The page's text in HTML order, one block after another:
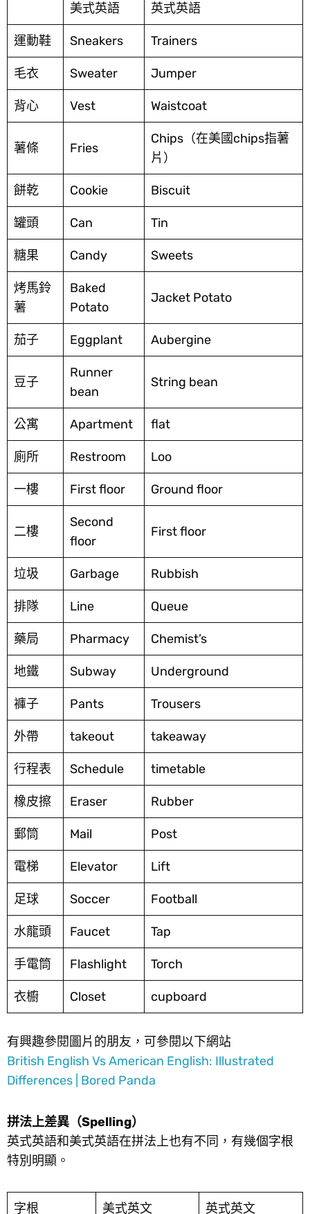
美式英語 英式英語
運動鞋 Sneakers Trainers
毛衣 Sweater Jumper
背心 Vest Waistcoat
薯條 Fries
Chips（在美國chips指薯
片）
餅乾 Cookie Biscuit
罐頭 Can Tin
糖果 Candy Sweets
烤馬鈴
薯
Baked
Potato
Jacket Potato
茄子 Eggplant Aubergine
豆子
Runner
bean
String bean
公寓 Apartment flat
廁所 Restroom Loo
一樓 First floor Ground floor
二樓
Second
floor
First floor
垃圾 Garbage Rubbish
排隊 Line Queue
藥局 Pharmacy Chemist’s
地鐵 Subway Underground
褲子 Pants Trousers
外帶 takeout takeaway
行程表 Schedule timetable
橡皮擦 Eraser Rubber
郵筒 Mail Post
電梯 Elevator Lift
足球 Soccer Football
水龍頭 Faucet Tap
手電筒 Flashlight Torch
衣櫥 Closet cupboard
有興趣參閱圖片的朋友，可參閱以下網站
British English Vs American English: Illustrated
Differences | Bored Panda
拼法上差異（Spelling）
英式英語和美式英語在拼法上也有不同，有幾個字根
特別明顯。
字根 美式英文 英式英文